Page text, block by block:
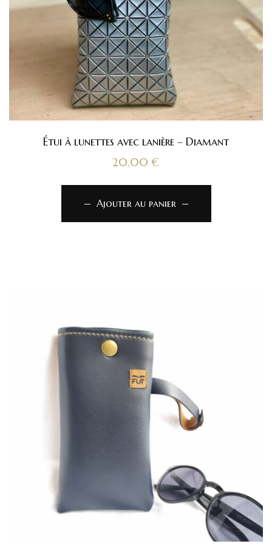
Étui à lunettes avec lanière – Diamant
20,00 €
Ajouter au panier